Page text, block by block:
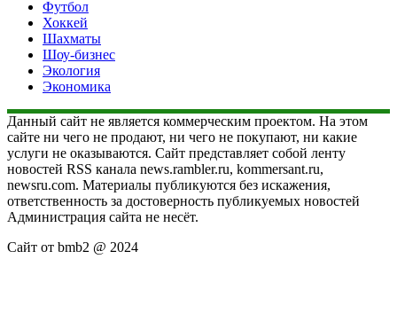
Футбол
Хоккей
Шахматы
Шоу-бизнес
Экология
Экономика
Данный сайт не является коммерческим проектом. На этом
сайте ни чего не продают, ни чего не покупают, ни какие
услуги не оказываются. Сайт представляет собой ленту
новостей RSS канала news.rambler.ru, kommersant.ru,
newsru.com. Материалы публикуются без искажения,
ответственность за достоверность публикуемых новостей
Администрация сайта не несёт.
Сайт от bmb2 @ 2024